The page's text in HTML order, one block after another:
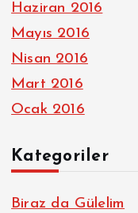
Haziran 2016
Mayıs 2016
Nisan 2016
Mart 2016
Ocak 2016
Kategoriler
Biraz da Gülelim